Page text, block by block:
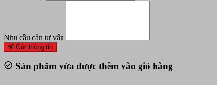
Nhu cầu cần tư vấn
Gửi thông tin
Sản phẩm vừa được thêm vào giỏ hàng